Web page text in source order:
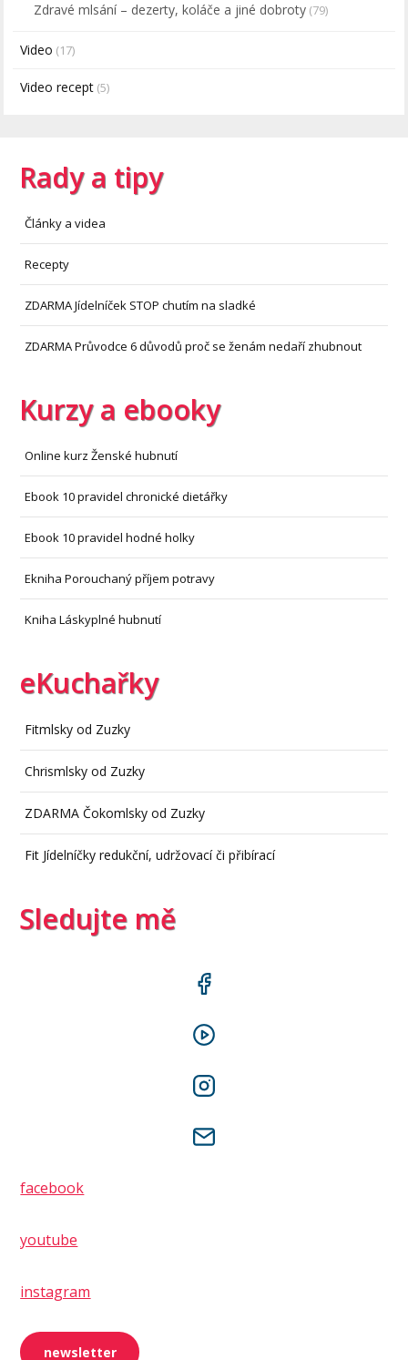
Zdravé mlsání – dezerty, koláče a jiné dobroty (79)
Video (17)
Video recept (5)
Rady a tipy
Články a videa
Recepty
ZDARMA Jídelníček STOP chutím na sladké
ZDARMA Průvodce 6 důvodů proč se ženám nedaří zhubnout
Kurzy a ebooky
Online kurz Ženské hubnutí
Ebook 10 pravidel chronické dietářky
Ebook 10 pravidel hodné holky
Ekniha Porouchaný příjem potravy
Kniha Láskyplné hubnutí
eKuchařky
Fitmlsky od Zuzky
Chrismlsky od Zuzky
ZDARMA Čokomlsky od Zuzky
Fit Jídelníčky redukční, udržovací či přibírací
Sledujte mě
facebook
youtube
instagram
newsletter